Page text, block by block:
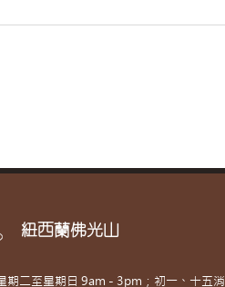
紐西蘭佛光山
期二至星期日 9am - 3pm；初一、十五